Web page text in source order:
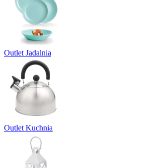
Outlet Jadalnia
Outlet Kuchnia